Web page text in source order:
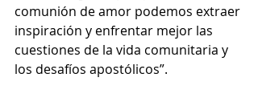
comunión de amor podemos extraer
inspiración y enfrentar mejor las
cuestiones de la vida comunitaria y
los desafíos apostólicos”.